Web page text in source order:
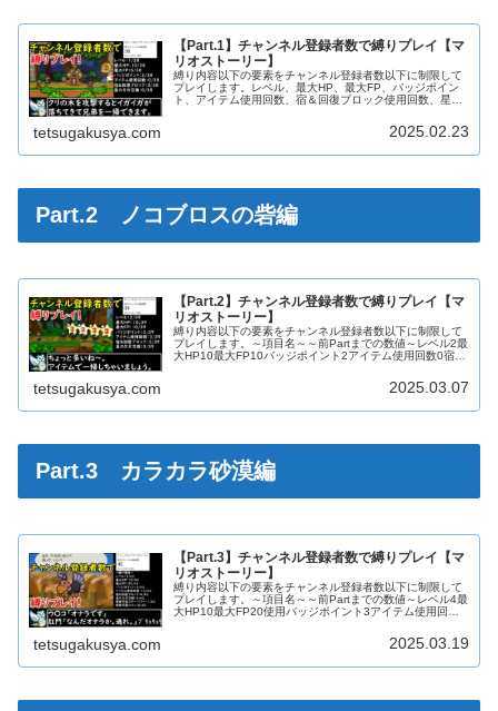
【Part.1】チャンネル登録者数で縛りプレイ【マ
リオストーリー】
縛り内容以下の要素をチャンネル登録者数以下に制限して
プレイします。レベル、最大HP、最大FP、バッジポイン
ト、アイテム使用回数、宿＆回復ブロック使用回数、星の
tetsugakusya.com 2025.02.23
Part.2 ノコブロスの砦編
【Part.2】チャンネル登録者数で縛りプレイ【マ
リオストーリー】
縛り内容以下の要素をチャンネル登録者数以下に制限して
プレイします。～項目名～～前Partまでの数値～レベル2最
大HP10最大FP10バッジポイント2アイテム使用回数0宿＆
tetsugakusya.com 2025.03.07
Part.3 カラカラ砂漠編
【Part.3】チャンネル登録者数で縛りプレイ【マ
リオストーリー】
縛り内容以下の要素をチャンネル登録者数以下に制限して
プレイします。～項目名～～前Partまでの数値～レベル4最
大HP10最大FP20使用バッジポイント3アイテム使用回数
tetsugakusya.com 2025.03.19